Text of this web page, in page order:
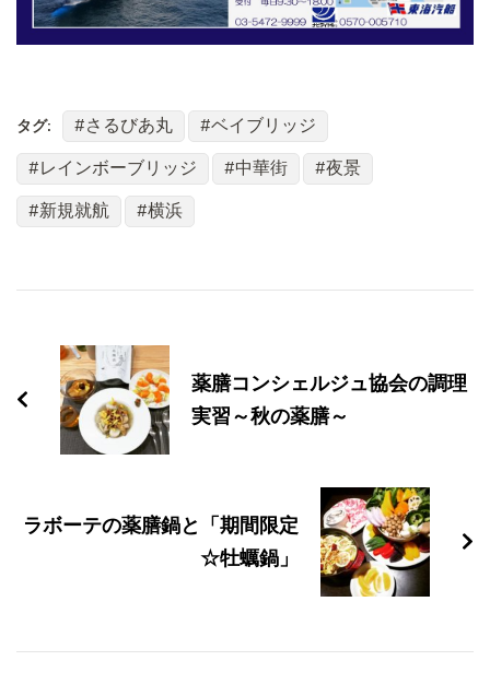
タグ: さるびあ丸
ベイブリッジ
レインボーブリッジ
中華街
夜景
新規就航
横浜
ナ
ー
ョ
薬膳コンシェルジュ協会の調理
実習～秋の薬膳～
ラボーテの薬膳鍋と「期間限定
☆牡蠣鍋」